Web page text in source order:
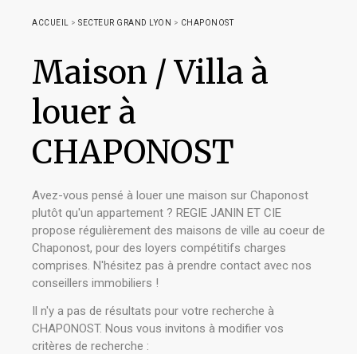
ACCUEIL > SECTEUR GRAND LYON > CHAPONOST
Maison / Villa à
louer à
CHAPONOST
Avez-vous pensé à louer une maison sur Chaponost
plutôt qu'un appartement ? REGIE JANIN ET CIE
propose régulièrement des maisons de ville au coeur de
Chaponost, pour des loyers compétitifs charges
comprises. N'hésitez pas à prendre contact avec nos
conseillers immobiliers !
Il n'y a pas de résultats pour votre recherche à
CHAPONOST. Nous vous invitons à modifier vos
critères de recherche :